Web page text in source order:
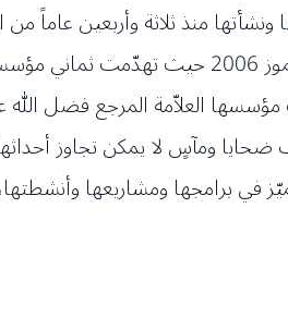
منذ ثلاثة وأربعين عاماً من
عام 1975، إلى أزمات الاعتداءات الإسرائيلية في التسعينيات من القرن
ضحايا ومآسٍ لا يمكن تجاوز
في برامجها ومشاريعها